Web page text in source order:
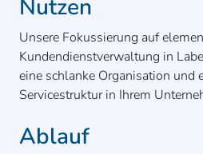
Nutzen
Unsere Fokussierung auf
Kundendienstverwaltung in
eine schlanke Organisation und
Servicestruktur in Ihrem
Ablauf